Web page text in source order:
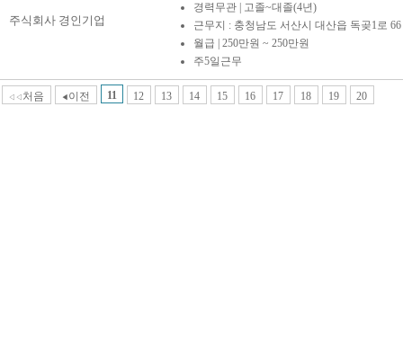
주식회사 경인기업
경력무관 | 고졸~대졸(4년)
근무지 : 충청남도 서산시 대산읍 독곶1로 66
월급 | 250만원 ~ 250만원
주5일근무
◁◁ 처음 ◀ 이전 11 12 13 14 15 16 17 18 19 20